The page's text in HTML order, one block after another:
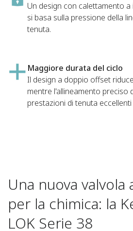
Un design con calettamento
si basa sulla pressione della
tenuta.
Maggiore durata del ciclo
Il design a doppio offset
mentre l'allineamento preciso
prestazioni di tenuta
Una nuova valvola
per la chimica: la
LOK Serie 38